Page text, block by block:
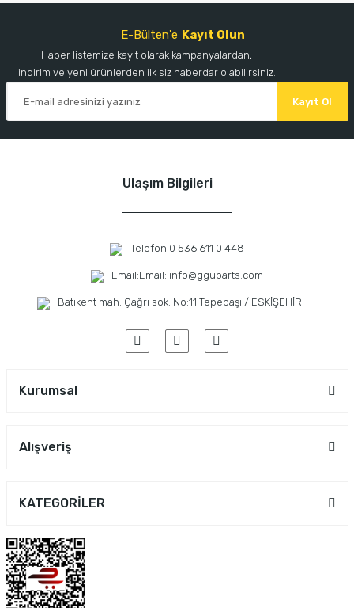
E-Bülten'e Kayıt Olun
Haber listemize kayıt olarak kampanyalardan,
indirim ve yeni ürünlerden ilk siz haberdar olabilirsiniz.
Kayıt Ol
Ulaşım Bilgileri
Telefon:0 536 611 0 448
Email:Email: info@gguparts.com
Batıkent mah. Çağrı sok. No:11 Tepebaşı / ESKİŞEHİR
Kurumsal
Alışveriş
KATEGORİLER